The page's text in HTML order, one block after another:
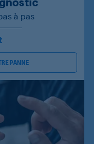
à pas
PANNE